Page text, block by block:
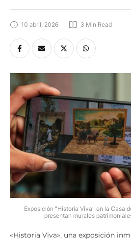
10 abril, 2026 3 Min Read
Exposición "Historia Viva" en la Casa
presentan murales
«Historia Viva», una exposición